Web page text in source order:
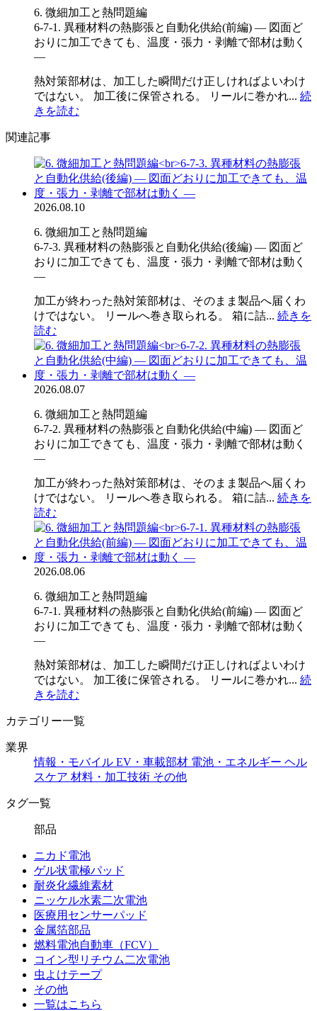
6. 微細加工と熱問題編
6-7-1. 異種材料の熱膨張と自動化供給(前編) ― 図面ど
おりに加工できても、温度・張力・剥離で部材は動く
―
熱対策部材は、加工した瞬間だけ正しければよいわけ
ではない。 加工後に保管される。 リールに巻かれ... 続
きを読む
関連記事
2026.08.10
6. 微細加工と熱問題編
6-7-3. 異種材料の熱膨張と自動化供給(後編) ― 図面ど
おりに加工できても、温度・張力・剥離で部材は動く
―
加工が終わった熱対策部材は、そのまま製品へ届くわ
けではない。 リールへ巻き取られる。 箱に詰... 続きを
読む
2026.08.07
6. 微細加工と熱問題編
6-7-2. 異種材料の熱膨張と自動化供給(中編) ― 図面ど
おりに加工できても、温度・張力・剥離で部材は動く
―
加工が終わった熱対策部材は、そのまま製品へ届くわ
けではない。 リールへ巻き取られる。 箱に詰... 続きを
読む
2026.08.06
6. 微細加工と熱問題編
6-7-1. 異種材料の熱膨張と自動化供給(前編) ― 図面ど
おりに加工できても、温度・張力・剥離で部材は動く
―
熱対策部材は、加工した瞬間だけ正しければよいわけ
ではない。 加工後に保管される。 リールに巻かれ... 続
きを読む
カテゴリー一覧
業界
情報・モバイル EV・車載部材 電池・エネルギー ヘル
スケア 材料・加工技術 その他
タグ一覧
部品
ニカド電池
ゲル状電極パッド
耐炎化繊維素材
ニッケル水素二次電池
医療用センサーパッド
金属箔部品
燃料電池自動車（FCV）
コイン型リチウム二次電池
虫よけテープ
その他
一覧はこちら